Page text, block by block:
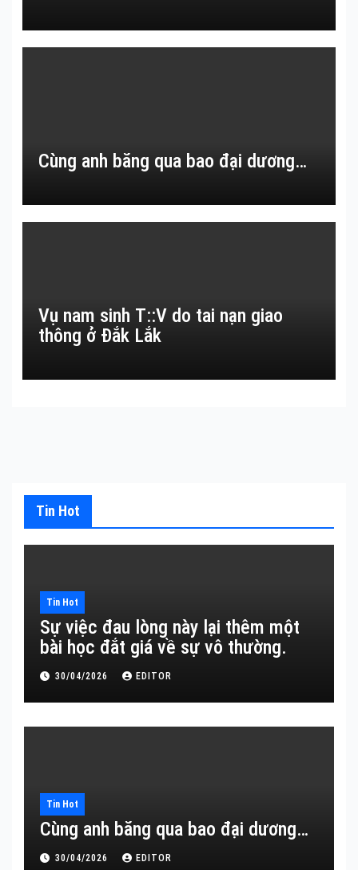
Cùng anh băng qua bao đại dương…
Vụ nam sinh T::V do tai nạn giao
thông ở Đắk Lắk
Tin Hot
Tin Hot
Sự việc đau lòng này lại thêm một
bài học đắt giá về sự vô thường.
30/04/2026 EDITOR
Tin Hot
Cùng anh băng qua bao đại dương…
30/04/2026 EDITOR